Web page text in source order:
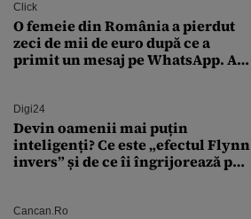
Click
O femeie din România a pierdut
zeci de mii de euro după ce a
primit un mesaj pe WhatsApp. A
Digi24
Devin oamenii mai puțin
inteligenți? Ce este „efectul Flynn
invers” și de ce îi îngrijorează pe
Cancan.ro